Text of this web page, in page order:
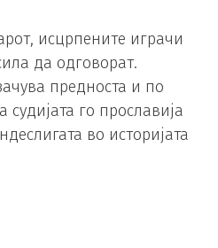
исцрпените играчи
да одговорат.
предноста и по
го прославија
во историјата